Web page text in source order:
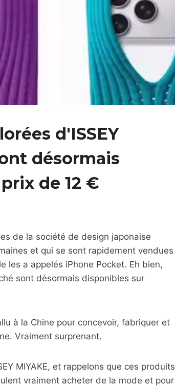
d'ISSEY
désormais
de 12 €
de la société de design japonaise
et qui se sont rapidement vendues
les a appelés iPhone Pocket. Eh bien,
sont désormais disponibles sur
à la Chine pour concevoir, fabriquer et
Vraiment surprenant.
MIYAKE, et rappelons que ces produits
vraiment acheter de la mode et pour